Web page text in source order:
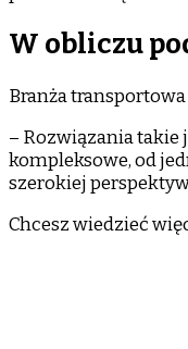
W obliczu
Branża
– Rozwiązania takie
kompleksowe, od
szerokiej
Chcesz wiedzieć